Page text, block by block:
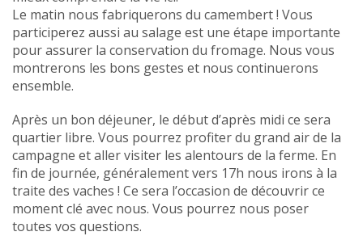
Le matin nous fabriquerons du camembert ! Vous
participerez aussi au salage est une étape importante
pour assurer la conservation du fromage. Nous vous
montrerons les bons gestes et nous continuerons
ensemble.
Après un bon déjeuner, le début d’après midi ce sera
quartier libre. Vous pourrez profiter du grand air de la
campagne et aller visiter les alentours de la ferme. En
fin de journée, généralement vers 17h nous irons à la
traite des vaches ! Ce sera l’occasion de découvrir ce
moment clé avec nous. Vous pourrez nous poser
toutes vos questions.